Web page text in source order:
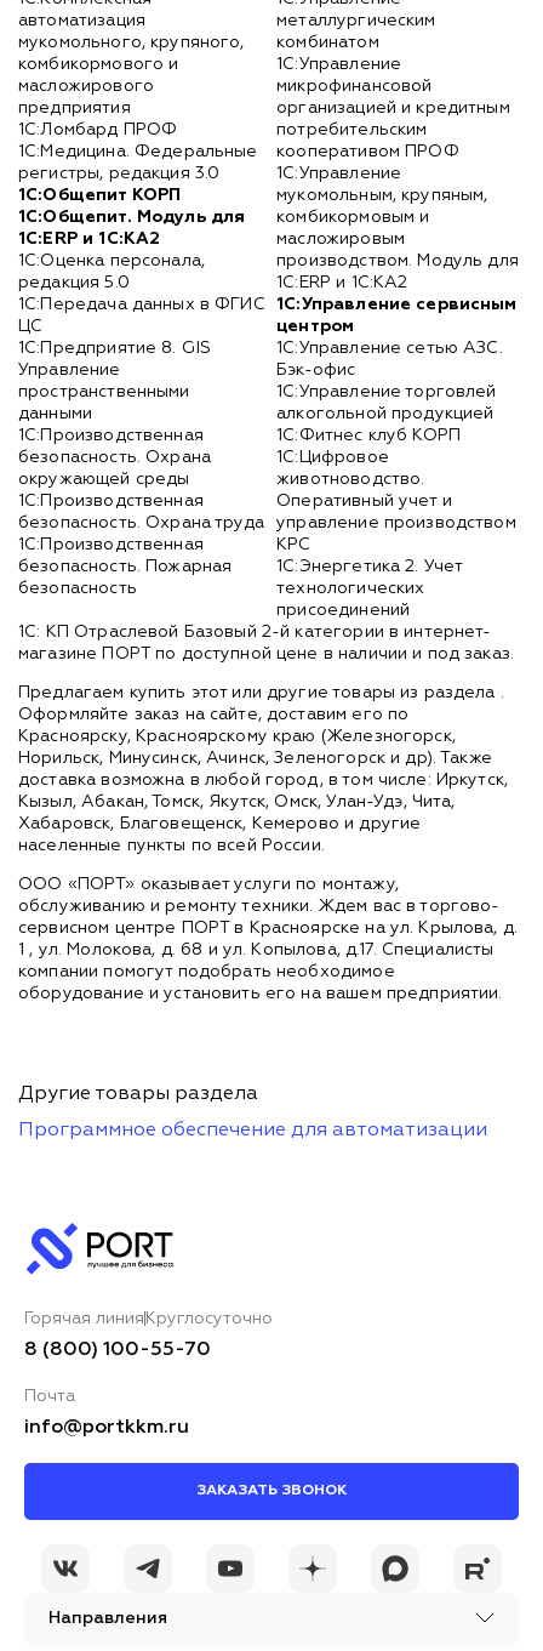
автоматизация
мукомольного, крупяного,
комбикормового и
масложирового
предприятия
1С:Ломбард ПРОФ
1С:Медицина. Федеральные
регистры, редакция 3.0
1С:Общепит КОРП
1С:Общепит. Модуль для
1С:ERP и 1С:КА2
1С:Оценка персонала,
редакция 5.0
1С:Передача данных в ФГИС
ЦС
1С:Предприятие 8. GIS
Управление
пространственными
данными
1С:Производственная
безопасность. Охрана
окружающей среды
1С:Производственная
безопасность. Охрана труда
1С:Производственная
безопасность. Пожарная
безопасность
металлургическим
комбинатом
1С:Управление
микрофинансовой
организацией и кредитным
потребительским
кооперативом ПРОФ
1С:Управление
мукомольным, крупяным,
комбикормовым и
масложировым
производством. Модуль для
1С:ERP и 1С:КА2
1С:Управление сервисным
центром
1С:Управление сетью АЗС.
Бэк-офис
1С:Управление торговлей
алкогольной продукцией
1С:Фитнес клуб КОРП
1С:Цифровое
животноводство.
Оперативный учет и
управление производством
КРС
1С:Энергетика 2. Учет
технологических
присоединений
1С: КП Отраслевой Базовый 2-й категории в интернет-
магазине ПОРТ по доступной цене в наличии и под заказ.
Предлагаем купить этот или другие товары из раздела .
Оформляйте заказ на сайте, доставим его по
Красноярску, Красноярскому краю (Железногорск,
Норильск, Минусинск, Ачинск, Зеленогорск и др). Также
доставка возможна в любой город, в том числе: Иркутск,
Кызыл, Абакан, Томск, Якутск, Омск, Улан-Удэ, Чита,
Хабаровск, Благовещенск, Кемерово и другие
населенные пункты по всей России.
ООО «ПОРТ» оказывает услуги по монтажу,
обслуживанию и ремонту техники. Ждем вас в торгово-
сервисном центре ПОРТ в Красноярске на ул. Крылова, д.
1 , ул. Молокова, д. 68 и ул. Копылова, д.17. Специалисты
компании помогут подобрать необходимое
оборудование и установить его на вашем предприятии.
Другие товары раздела
Программное обеспечение для автоматизации
Направления
Горячая линия Круглосуточно
8 (800) 100-55-70
Почта
info@portkkm.ru
ЗАКАЗАТЬ ЗВОНОК